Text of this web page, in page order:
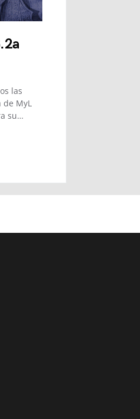
las
de MyL
su…